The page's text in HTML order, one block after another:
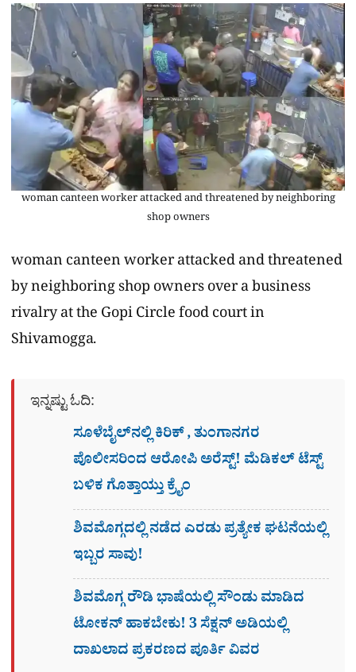
woman canteen worker attacked and threatened by neighboring
shop owners
woman canteen worker attacked and threatened
by neighboring shop owners over a business
rivalry at the Gopi Circle food court in
Shivamogga.
ಇನ್ನಷ್ಟು ಓದಿ:
ಸೂಳೆಬೈಲ್​ನಲ್ಲಿ ಕಿರಿಕ್​ , ತುಂಗಾನಗರ
ಪೊಲೀಸರಿಂದ ಆರೋಪಿ ಅರೆಸ್ಟ್! ಮೆಡಿಕಲ್ ಟೆಸ್ಟ್​
ಬಳಿಕ ಗೊತ್ತಾಯ್ತು ಕ್ರೈಂ
ಶಿವಮೊಗ್ಗದಲ್ಲಿ ನಡೆದ ಎರಡು ಪ್ರತ್ಯೇಕ ಘಟನೆಯಲ್ಲಿ
ಇಬ್ಬರ ಸಾವು!
ಶಿವಮೊಗ್ಗ ರೌಡಿ ಭಾಷೆಯಲ್ಲಿ ಸೌಂಡು ಮಾಡಿದ
ಟೋಕನ್ ಹಾಕಬೇಕು! 3 ಸೆಕ್ಷನ್​ ಅಡಿಯಲ್ಲಿ
ದಾಖಲಾದ ಪ್ರಕರಣದ ಪೂರ್ತಿ ವಿವರ